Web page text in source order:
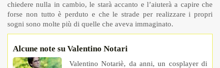
chiedere nulla in cambio, le starà accanto e l’aiuterà a capire che
forse non tutto è perduto e che le strade per realizzare i propri
sogni sono molte più di quelle che aveva immaginato.
Alcune note su Valentino Notari
Valentino Notariè, da anni, un cosplayer di